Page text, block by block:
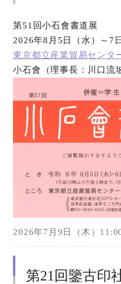
第51回小石會書道展
2026年8月5日（水）～7
東京都立産業貿易セン
小石會（理事長：川口流
2026年7月9日（木）
第21回鑒古印